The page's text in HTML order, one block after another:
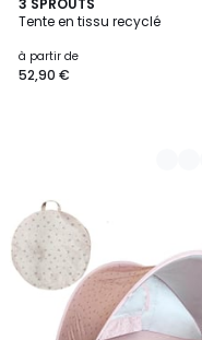
3 SPROUTS
Tente en tissu recyclé
à partir de
52,90 €
5
Couleurs